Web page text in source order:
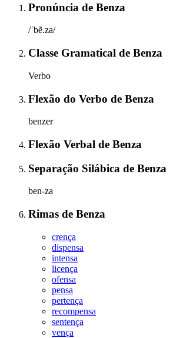
Pronúncia de Benza
/ˈbẽ.za/
Classe Gramatical de Benza
Verbo
Flexão do Verbo de Benza
benzer
Flexão Verbal de Benza
Separação Silábica de Benza
ben-za
Rimas de Benza
crença
dispensa
intensa
licença
ofensa
pensa
pertença
recompensa
sentença
vença